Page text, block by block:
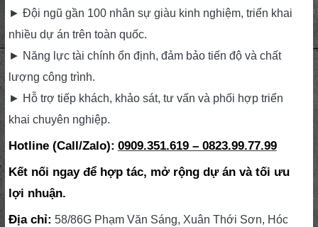
► Đội ngũ gần 100 nhân sự giàu kinh nghiệm, triển khai
nhiều dự án trên toàn quốc.
► Năng lực tài chính ổn định, đảm bảo tiến độ và chất
lượng công trình.
► Hỗ trợ tiếp khách, khảo sát, tư vấn và phối hợp triển
khai chuyên nghiệp.
Hotline (Call/Zalo): 0909.351.619 – 0823.99.77.99
Kết nối ngay để hợp tác, mở rộng dự án và tối ưu
lợi nhuận.
Địa chỉ: 58/86G Phạm Văn Sáng, Xuân Thới Sơn, Hóc